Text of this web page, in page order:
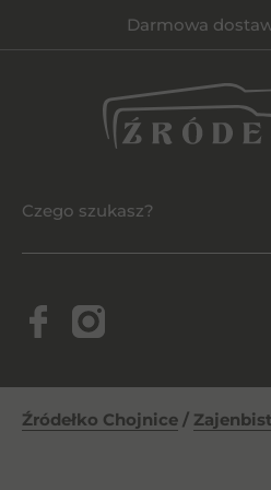
Darmowa
Źródełko Chojnice /